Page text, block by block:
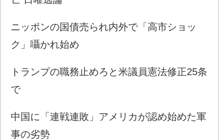
ニッポンの国債売られ内外で「高市ショッ
ク」囁かれ始め
トランプの職務止めろと米議員憲法修正25条
で
中国に「連戦連敗」アメリカが認め始めた軍
事の劣勢